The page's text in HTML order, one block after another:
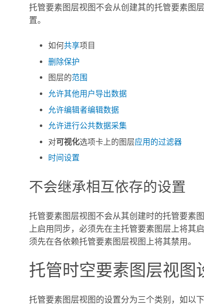
托管要素图层视图不会从创建其的托管要素图
置。
如何共享项目
删除保护
图层的范围
允许其他用户导出数据
允许编辑者编辑数据
允许进行公共数据采集
对可视化选项卡上的图层应用的过滤器
时间设置
不会继承相互依存的设置
托管要素图层视图不会从其创建时的托管要素
上启用同步，必须先在主托管要素图层上将其
须先在各依赖托管要素图层视图上将其禁用。
托管时空要素图层视图
托管要素图层视图的设置分为三个类别，如以下